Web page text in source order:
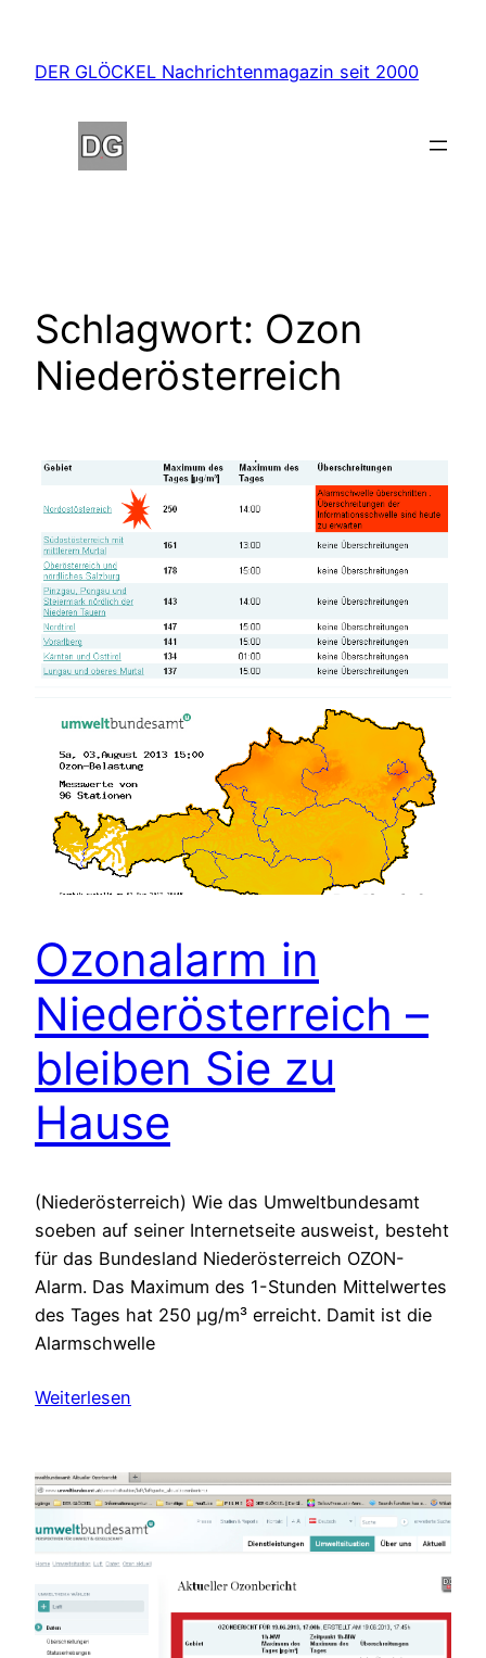
springen
DER GLÖCKEL Nachrichtenmagazin seit 2000
Schlagwort: Ozon
Niederösterreich
Ozonalarm in
Niederösterreich –
bleiben Sie zu
Hause
(Niederösterreich) Wie das Umweltbundesamt
soeben auf seiner Internetseite ausweist, besteht
für das Bundesland Niederösterreich OZON-
Alarm. Das Maximum des 1-Stunden Mittelwertes
des Tages hat 250 µg/m³ erreicht. Damit ist die
Alarmschwelle
Weiterlesen